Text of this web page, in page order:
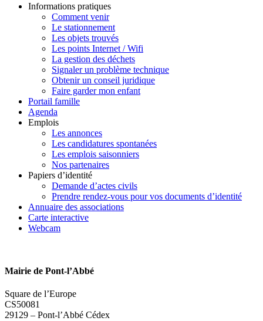
Informations pratiques
Comment venir
Le stationnement
Les objets trouvés
Les points Internet / Wifi
La gestion des déchets
Signaler un problème technique
Obtenir un conseil juridique
Faire garder mon enfant
Portail famille
Agenda
Emplois
Les annonces
Les candidatures spontanées
Les emplois saisonniers
Nos partenaires
Papiers d’identité
Demande d’actes civils
Prendre rendez-vous pour vos documents d’identité
Annuaire des associations
Carte interactive
Webcam
Mairie de Pont-l’Abbé
Square de l’Europe
CS50081
29129 – Pont-l’Abbé Cédex